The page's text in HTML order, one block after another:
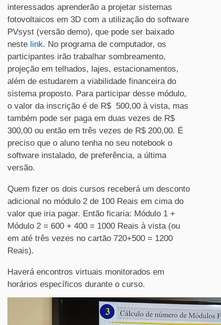
interessados aprenderão a projetar sistemas
fotovoltaicos em 3D com a utilização do software
PVsyst (versão demo), que pode ser baixado
neste link. No programa de computador, os
participantes irão trabalhar sombreamento,
projeção em telhados, lajes, estacionamentos,
além de estudarem a viabilidade financeira do
sistema proposto. Para participar desse módulo,
o valor da inscrição é de R$ 500,00 à vista, mas
também pode ser paga em duas vezes de R$
300,00 ou então em três vezes de R$ 200,00. É
preciso que o aluno tenha no seu notebook o
software instalado, de preferência, a última
versão.
Quem fizer os dois cursos receberá um desconto
adicional no módulo 2 de 100 Reais em cima do
valor que iria pagar. Então ficaria: Módulo 1 +
Módulo 2 = 600 + 400 = 1000 Reais à vista (ou
em até três vezes no cartão 720+500 = 1200
Reais).
Haverá encontros virtuais monitorados em
horários específicos durante o curso.